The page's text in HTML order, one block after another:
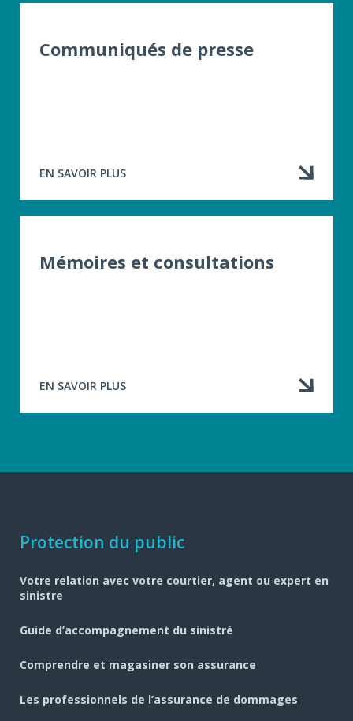
Communiqués de presse
EN SAVOIR PLUS
À
PRESSE
Mémoires et consultations
EN SAVOIR PLUS
À
Navigation
pied
de
page
Protection du public
Votre relation avec votre courtier, agent ou expert en
sinistre
Guide d’accompagnement du sinistré
Comprendre et magasiner son assurance
Les professionnels de l’assurance de dommages